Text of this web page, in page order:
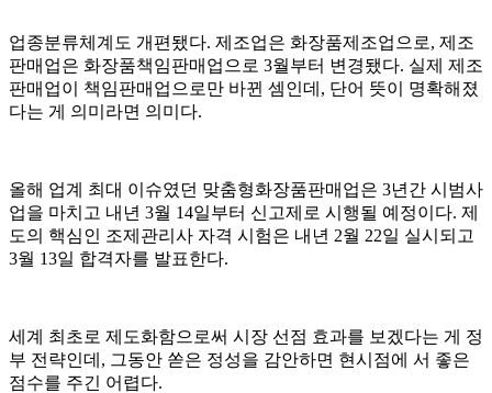
업종분류체계도 개편됐다. 제조업은 화장품제조업으로, 제조
판매업은 화장품책임판매업으로 3월부터 변경됐다. 실제 제조
판매업이 책임판매업으로만 바뀐 셈인데, 단어 뜻이 명확해졌
다는 게 의미라면 의미다.
올해 업계 최대 이슈였던 맞춤형화장품판매업은 3년간 시범사
업을 마치고 내년 3월 14일부터 신고제로 시행될 예정이다. 제
도의 핵심인 조제관리사 자격 시험은 내년 2월 22일 실시되고
3월 13일 합격자를 발표한다.
세계 최초로 제도화함으로써 시장 선점 효과를 보겠다는 게 정
부 전략인데, 그동안 쏟은 정성을 감안하면 현시점에 서 좋은
점수를 주긴 어렵다.